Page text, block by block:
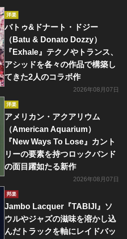
洋楽
バトゥ&ドナート・ドジー
（Batu & Donato Dozzy）
『Exhale』テクノやトランス、
アシッドを各々の作品で構築し
てきた2人のコラボ作
2026年08月07日
洋楽
アメリカン・アクアリウム
（American Aquarium）
『New Ways To Lose』カント
リーの要素を持つロックバンド
の面目躍如たる新作
2026年08月07日
邦楽
Jambo Lacquer『TABIJI』ソ
ウルやジャズの滋味を溶かし込
んだトラックを軸にレイドバッ